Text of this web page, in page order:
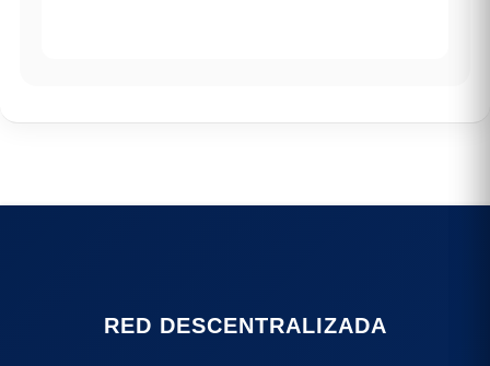
RED DESCENTRALIZADA